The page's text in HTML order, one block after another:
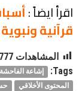
اقرأ ايضاً :
قرآنية
المشاهدات 777
Tags:
إشاعة الفاحشة
المحتوى الأخلاقي